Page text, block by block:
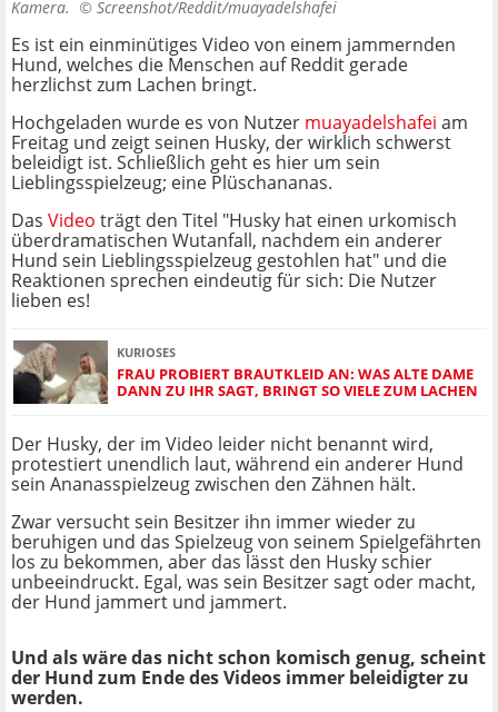
Kamera. © Screenshot/Reddit/muayadelshafei
Es ist ein einminütiges Video von einem jammernden
Hund, welches die Menschen auf Reddit gerade
herzlichst zum Lachen bringt.
Hochgeladen wurde es von Nutzer muayadelshafei am
Freitag und zeigt seinen Husky, der wirklich schwerst
beleidigt ist. Schließlich geht es hier um sein
Lieblingsspielzeug; eine Plüschananas.
Das Video trägt den Titel "Husky hat einen urkomisch
überdramatischen Wutanfall, nachdem ein anderer
Hund sein Lieblingsspielzeug gestohlen hat" und die
Reaktionen sprechen eindeutig für sich: Die Nutzer
lieben es!
KURIOSES
FRAU PROBIERT BRAUTKLEID AN: WAS ALTE DAME
DANN ZU IHR SAGT, BRINGT SO VIELE ZUM LACHEN
Der Husky, der im Video leider nicht benannt wird,
protestiert unendlich laut, während ein anderer Hund
sein Ananasspielzeug zwischen den Zähnen hält.
Zwar versucht sein Besitzer ihn immer wieder zu
beruhigen und das Spielzeug von seinem Spielgefährten
los zu bekommen, aber das lässt den Husky schier
unbeeindruckt. Egal, was sein Besitzer sagt oder macht,
der Hund jammert und jammert.
Und als wäre das nicht schon komisch genug, scheint
der Hund zum Ende des Videos immer beleidigter zu
werden.